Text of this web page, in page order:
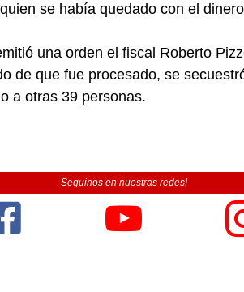
se había quedado con el
una orden el fiscal Roberto
de que fue procesado, se
a otras 39 personas.
Seguinos en nuestras redes!